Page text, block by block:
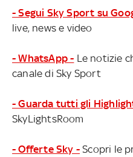
- Segui Sky Sport su
live, news e video
- WhatsApp - Le notizie
canale di Sky Sport
- Guarda tutti gli
SkyLightsRoom
- Offerte Sky - Scopri le